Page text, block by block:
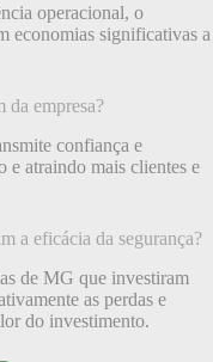
operacional, o
economias significativas a
da empresa?
confiança e
e atraindo mais clientes e
a eficácia da segurança?
de MG que investiram
as perdas e
do investimento.